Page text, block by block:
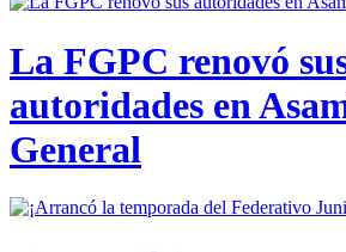
La FGPC renovó
autoridades en
General